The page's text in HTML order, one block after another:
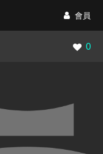
會員
瀏覽
0